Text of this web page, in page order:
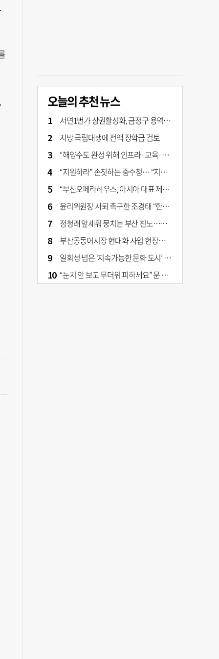
오늘의 추천 뉴스
서면1번가 상권활성화, 금정구 용역 그대로 ‘복붙’
지방 국립대생에 전액 장학금 검토
“해양수도 완성 위해 인프라·교육·세제 등 전방위 지원”…부산해양수도특별법’ 개정안 발의
“지원하라” 손짓하는 중수청… “지켜보자” 머뭇대는 검찰
“부산오페라하우스, 아시아 대표 제작 극장 지향해야”
윤리위원장 사퇴 촉구한 조경태 “한동훈 제명 철회해야”
정청래 앞세워 뭉치는 부산 친노…전대 결과가 부산 민주 세력 판도 바꾼다
부산공동어시장 현대화 사업 현장서 오염토 발견
일회성 넘은 ‘지속가능한 문화 도시’ 원동력은 시민 지지 [부산은 열려 있다]
“눈치 안 보고 무더위 피하세요” 문 활짝 연 은행·마트